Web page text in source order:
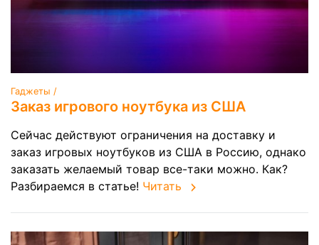
Гаджеты /
Заказ игрового ноутбука из США
Сейчас действуют ограничения на доставку и
заказ игровых ноутбуков из США в Россию, однако
заказать желаемый товар все-таки можно. Как?
Разбираемся в статье! Читать